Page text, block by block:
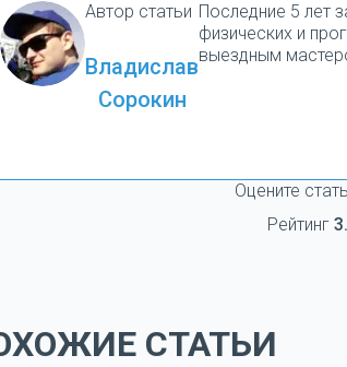
Автор статьи
Владислав
Сорокин
Последние 5 лет
физических и
выездным
Оцените
Рейтинг
СТАТЬИ